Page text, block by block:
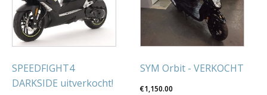
SPEEDFIGHT4
DARKSIDE uitverkocht!
SYM Orbit - VERKOCHT
€1,150.00